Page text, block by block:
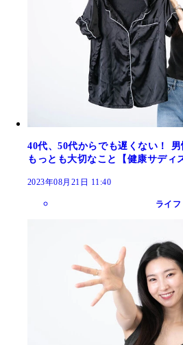
40代、50代からでも遅くない！
もっとも大切なこと【健康サディ
2023年08月21日 11:40
ライ